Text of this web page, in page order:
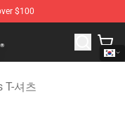
$100
Merchandise
T-셔츠